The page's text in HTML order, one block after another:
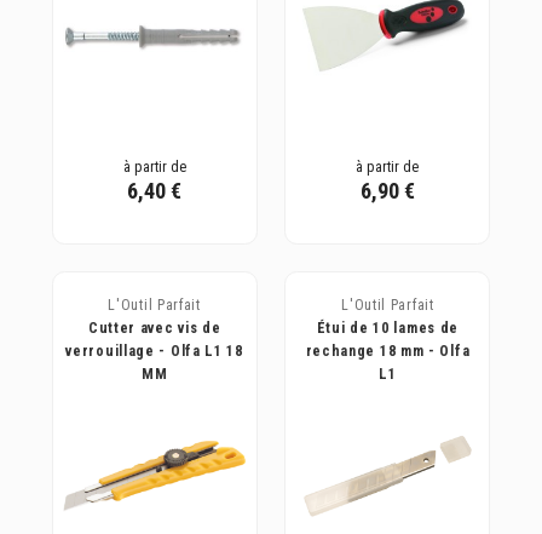
à partir de
6,40 €
à partir de
6,90 €
L'Outil Parfait
Cutter avec vis de
verrouillage - Olfa L1 18
MM
L'Outil Parfait
Étui de 10 lames de
rechange 18 mm - Olfa
L1